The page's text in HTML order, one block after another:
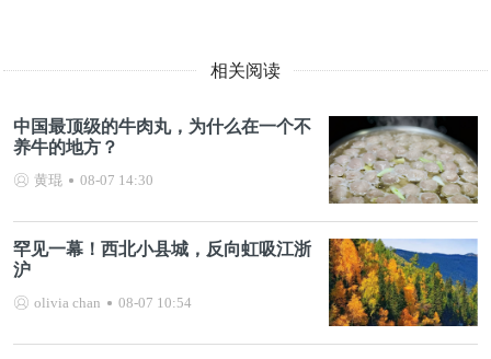
相关阅读
中国最顶级的牛肉丸，为什么在一个不
养牛的地方？
黄琨 08-07 14:30
罕见一幕！西北小县城，反向虹吸江浙
沪
olivia chan 08-07 10:54